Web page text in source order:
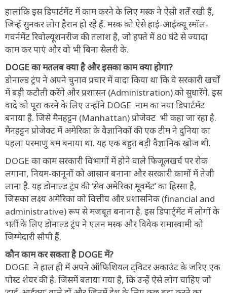
हालांकि इस डिपार्टमेंट में काम करने के लिए मस्क ने ऐसी शर्तें रखी हैं,
जिन्हें सुनकर लोग हैरान हो रहे हैं. मस्क को ऐसे हाई-आईक्यू स्मॉल-
गवर्नमेंट रिवोल्यूशनरीज की तलाश है, जो हफ्ते में 80 घंटे से ज्यादा
काम कर पाएं और वो भी बिना सैलरी के.
DOGE का मतलब क्या है और इसका काम क्या होगा?
डोनाल्ड ट्रंप ने अपने चुनाव प्रचार में वादा किया था कि वे सरकारी खर्चों
में बड़ी कटौती करेंगे और प्रशासन (Administration) को सुधारेंगे. इस
वादे को पूरा करने के लिए उन्होंने DOGE नाम का नया डिपार्टमेंट
बनाया है. जिसे मैनहट्टन (Manhattan) प्रोजेक्ट भी कहा जा रहा है.
मैनहट्टन प्रोजेक्ट में अमेरिका के वैज्ञानिकों की एक टीम ने दुनिया का
पहला परमाणु बम बनाया था. यह एक बहुत बड़ी वैज्ञानिक खोज थी.
DOGE का काम सरकारी विभागों में होने वाले फिजूलखर्च पर रोक
लगाना, नियम-कानूनों को आसान बनाना और सरकारी कामों में तेजी
लाना है. यह डोनाल्ड ट्रंप की ‘सेव अमेरिका मूवमेंट’ का हिस्सा है,
जिसका लक्ष्य अमेरिका को वित्तीय और प्रशासनिक (financial and
administrative) रूप से मजबूत बनाना है. इस डिपार्ट्मेंट में लोगों के
भर्ती के लिए डोनाल्ड ट्रंप ने एलन मस्क और विवेक रामास्वामी को
जिम्मेदारी सौपी हैं.
कौन काम कर सकता है DOGE में?
DOGE ने हाल ही में अपने ऑफिशियल ट्विटर अकाउंट के जरिए एक
पोस्ट शेयर की है. जिसमें बताया गया है, कि उन्हें ऐसे लोग चाहिए जो